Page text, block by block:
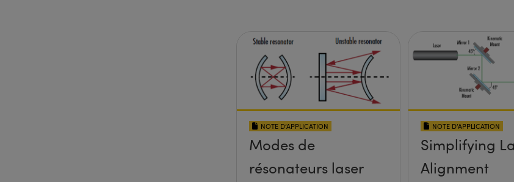
NOTE D’APPLICATION
Modes de
résonateurs laser
NOTE D’APPLICATION
Simplifying
Alignment